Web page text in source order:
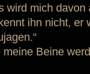
wird mich davon
ihn nicht, er
meine Beine